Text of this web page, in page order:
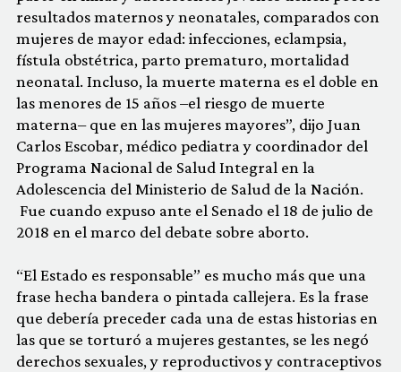
resultados maternos y neonatales, comparados con
mujeres de mayor edad: infecciones, eclampsia,
fístula obstétrica, parto prematuro, mortalidad
neonatal. Incluso, la muerte materna es el doble en
las menores de 15 años –el riesgo de muerte
materna– que en las mujeres mayores”, dijo Juan
Carlos Escobar, médico pediatra y coordinador del
Programa Nacional de Salud Integral en la
Adolescencia del Ministerio de Salud de la Nación.
Fue cuando expuso ante el Senado el 18 de julio de
2018 en el marco del debate sobre aborto.
“El Estado es responsable” es mucho más que una
frase hecha bandera o pintada callejera. Es la frase
que debería preceder cada una de estas historias en
las que se torturó a mujeres gestantes, se les negó
derechos sexuales, y reproductivos y contraceptivos